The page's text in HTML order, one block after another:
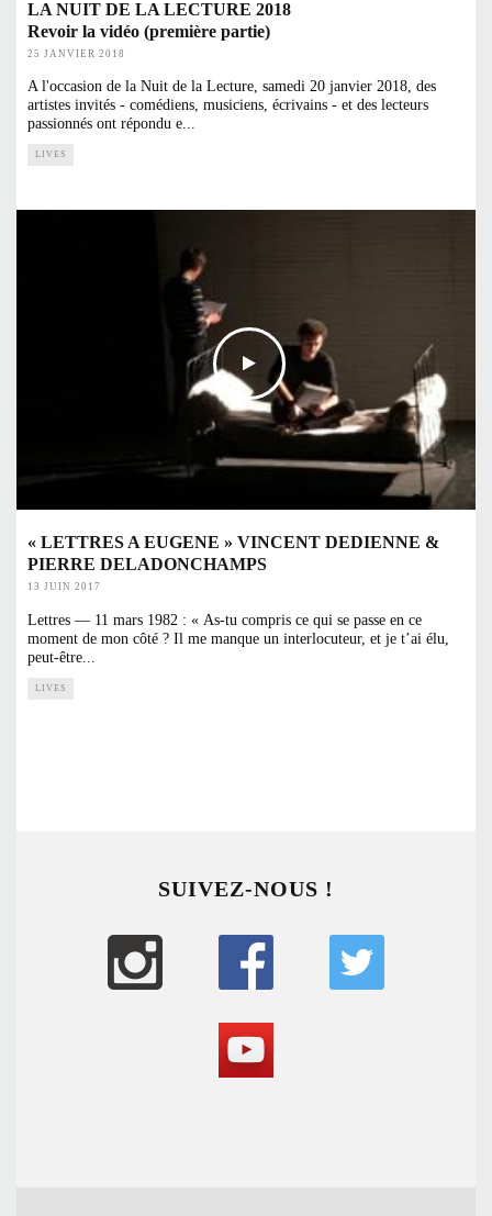
LA NUIT DE LA LECTURE 2018
Revoir la vidéo (première partie)
25 JANVIER 2018
A l'occasion de la Nuit de la Lecture, samedi 20 janvier 2018, des
artistes invités - comédiens, musiciens, écrivains - et des lecteurs
passionnés ont répondu e...
LIVES
« LETTRES A EUGENE » VINCENT DEDIENNE &
PIERRE DELADONCHAMPS
13 JUIN 2017
Lettres — 11 mars 1982 : « As-tu compris ce qui se passe en ce
moment de mon côté ? Il me manque un interlocuteur, et je t’ai élu,
peut-être
LIVES
SUIVEZ-NOUS !